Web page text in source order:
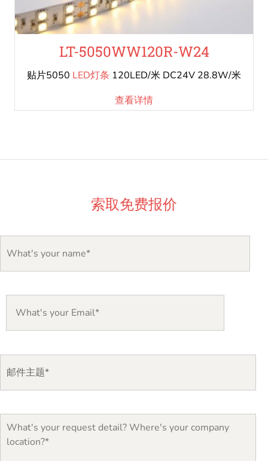
LT-5050WW120R-W24
贴片5050 LED灯条 120LED/米 DC24V 28.8W/米
查看详情
索取免费报价